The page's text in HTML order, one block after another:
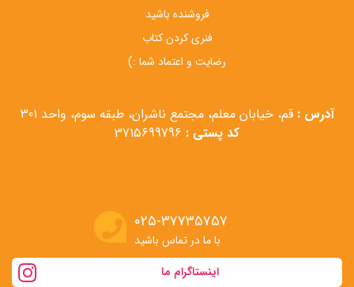
فروشنده باشید
فنری کردن کتاب
رضایت و اعتماد شما :)
آدرس : قم، خیابان معلم، مجتمع ناشران، طبقه سوم، واحد 301
کد پستی :
۰۲۵-۳۷۷۳۵۷۵۷
با ما در تماس باشید
اینستاگرام ما